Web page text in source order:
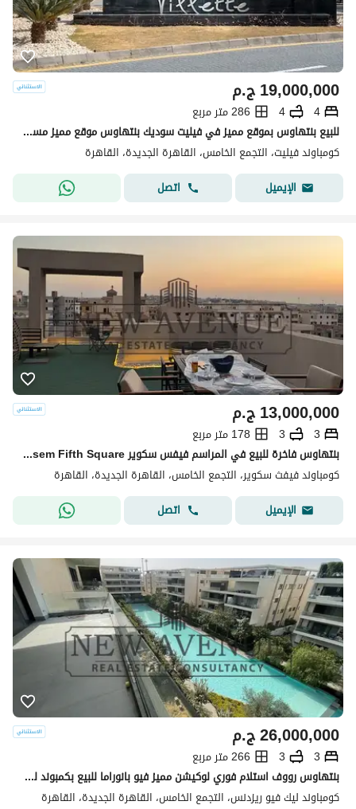
ج.م19,000,000
4
4
286 متر مربع
للبيع بنتهاوس بموقع مميز في فيليت سوديك بنتهاوس موقع مميز مساحة المباني: 286 م² مساحة الروف: 145 م² 4 غرف نوم 4 حمامات غرفة مربية
كومباوند فيليت، التجمع الخامس، القاهرة الجديدة، القاهرة
الإيميل
اتصل
ج.م13,000,000
3
3
178 متر مربع
بنتهاوس فاخرة للبيع في المراسم فيفس سكوير El Marasem Fifth Square فى موقع متميز بروف خاص تشطيب كامل مع 4 تكيفات جراج سيارات جاهزة على الاستلام الفورى
كومباوند فيفث سكوير، التجمع الخامس، القاهرة الجديدة، القاهرة
الإيميل
اتصل
ج.م26,000,000
3
3
266 متر مربع
بنتهاوس رووف استلام فوري لوكيشن مميز فيو بانوراما للبيع بكمبوند ليك فيو ريزيدنس Lake View Residence
كومباوند ليك فيو ريزدنس، التجمع الخامس، القاهرة الجديدة، القاهرة